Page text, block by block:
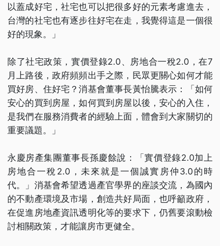
以蓋成好宅，社宅也可以把很多好的元素考慮進去，
台灣的社宅也有逐步往好宅在走，我覺得這是一個很
好的現象。」
除了社宅政策，實價登錄2.0、房地合一稅2.0，在7
月上路後，政府頻頻出手之際，民眾更關心如何才能
買好房、住好宅？消基會董事長黃怡騰表示：「如何
安心的買到房屋，如何買到房屋以後，安心的入住，
是我們在服務消費者的經驗上面，體會到大家關切的
重要議題。」
永慶房產集團董事長孫慶餘說：「實價登錄2.0加上
房地合一稅2.0，未來就是一個誠實房仲3.0的時
代。」消基會希望透過產官學界的座談交流，為國內
的不動產環境及市場，創造共好局面，也呼籲政府，
在促進房地產資訊透明化等的要求下，仍舊要滾動檢
討相關政策，才能讓房市更健全。